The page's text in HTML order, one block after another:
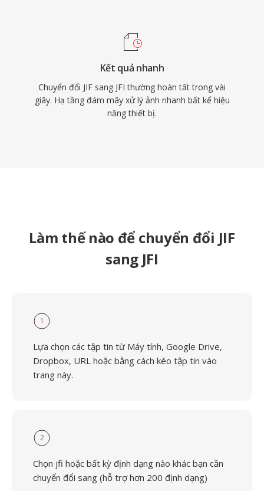
Kết quả nhanh
Chuyển đổi JIF sang JFI thường hoàn tất trong vài
giây. Hạ tầng đám mây xử lý ảnh nhanh bất kể hiệu
năng thiết bị.
Làm thế nào để chuyển đổi JIF
sang JFI
1
Lựa chọn các tập tin từ Máy tính, Google Drive,
Dropbox, URL hoặc bằng cách kéo tập tin vào
trang này.
2
Chọn jfi hoặc bất kỳ định dạng nào khác bạn cần
chuyển đổi sang (hỗ trợ hơn 200 định dạng)